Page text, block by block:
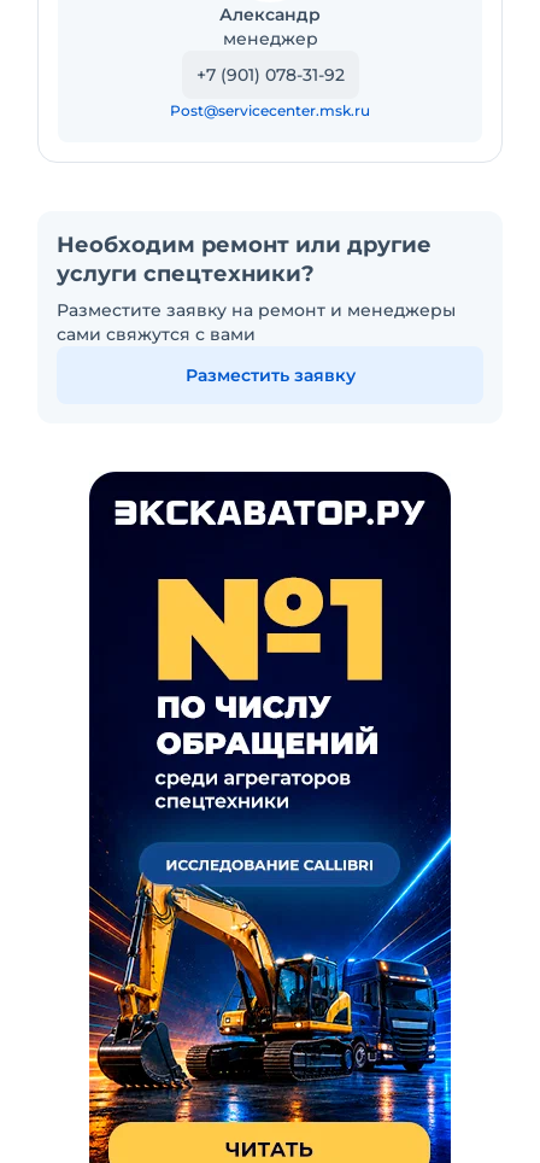
Александр
менеджер
+7 (901) 078-31-92
Post@servicecenter.msk.ru
Необходим ремонт или другие
услуги спецтехники?
Разместите заявку на ремонт и менеджеры
сами свяжутся с вами
Разместить заявку